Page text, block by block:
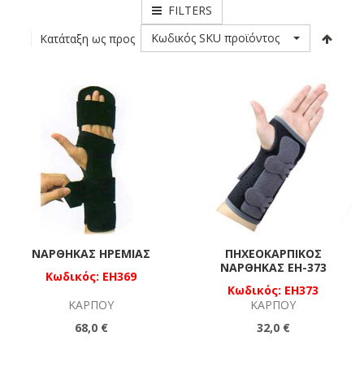
FILTERS
Κατάταξη ως προς
Κωδικός SKU προϊόντος
ΝΆΡΘΗΚΑΣ ΗΡΕΜΊΑΣ
Κωδικός: EH369
ΚΑΡΠΟΎ
68,0 €
ΠΗΧΕΟΚΑΡΠΙΚΌΣ
ΝΆΡΘΗΚΑΣ EH-373
Κωδικός: EH373
ΚΑΡΠΟΎ
32,0 €